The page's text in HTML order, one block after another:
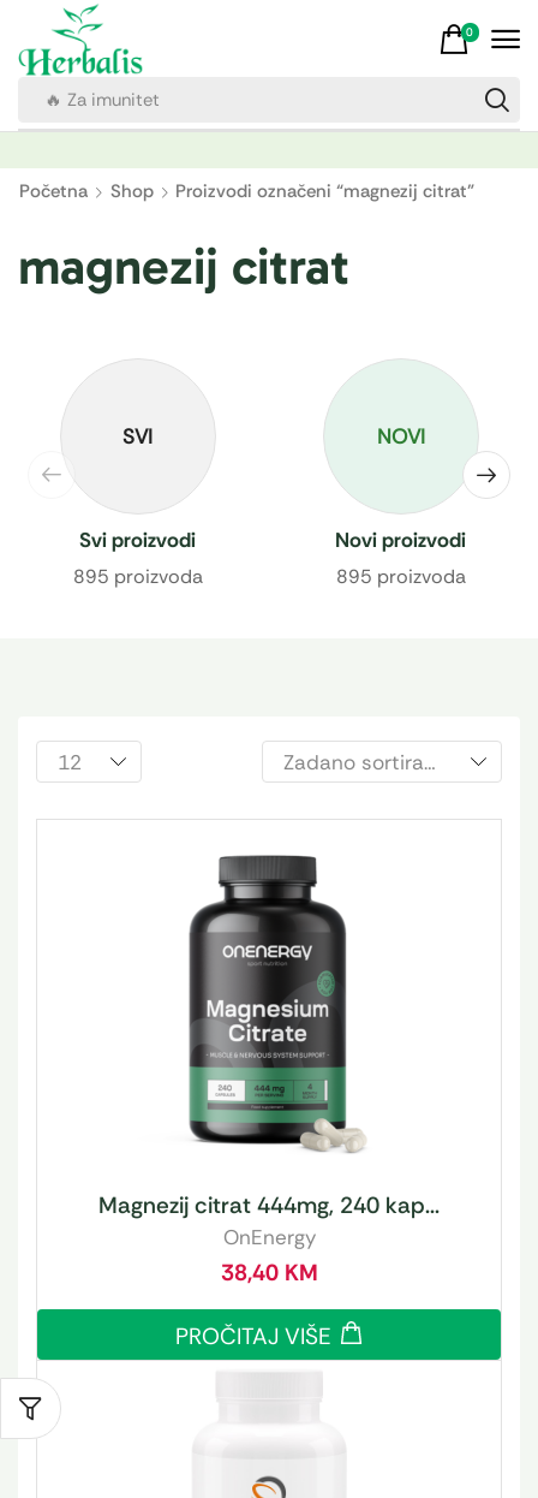
🔥 Za imunitet
0
Početna Shop Proizvodi označeni “magnezij citrat”
magnezij citrat
SVI
Svi proizvodi
895 proizvoda
NOVI
Novi proizvodi
895 proizvoda
Magnezij citrat 444mg, 240 kap...
OnEnergy
38,40 KM
PROČITAJ VIŠE